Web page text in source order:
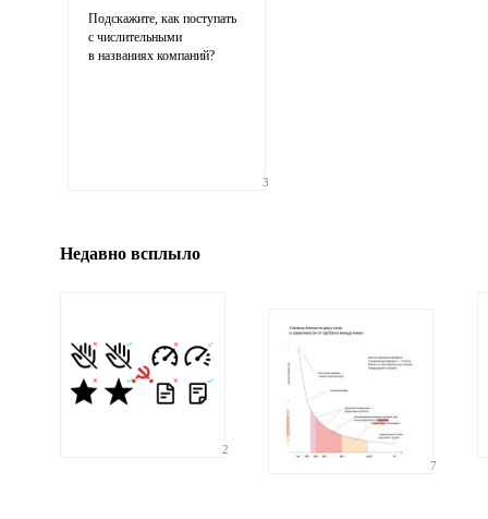
гиф или джипег шириной не более 700 пикселей
Подскажите, как поступать
с числительными
в названиях компаний?
3
Недавно всплыло
2
7